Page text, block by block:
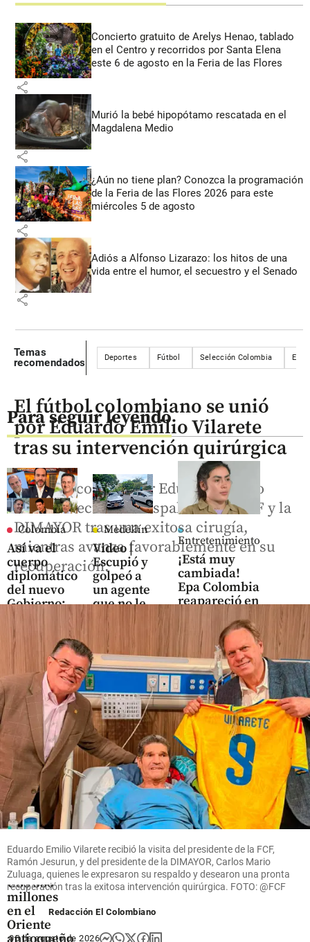
Concierto gratuito de Arelys Henao, tablado
en el Centro y recorridos por Santa Elena
este 6 de agosto en la Feria de las Flores
share
Murió la bebé hipopótamo rescatada en el
Magdalena Medio
share
¿Aún no tiene plan? Conozca la programación
de la Feria de las Flores 2026 para este
miércoles 5 de agosto
share
Adiós a Alfonso Lizarazo: los hitos de una
vida entre el humor, el secuestro y el Senado
share
Temas
recomendados
Deportes Fútbol Selección Colombia
Para seguir leyendo
Colombia
Así va el
cuerpo
diplomático
del nuevo
Gobierno:
lealtades,
mérito y
políticos
share
Medellín
Video |
Escupió y
golpeó a
un agente
que no le
aceptó
plata para
que no lo
multara
share
Entretenimiento
¡Está muy
cambiada!
Epa Colombia
reapareció en
parece otra
share
Oriente
Antioqueño
Flores que
cruzan el
cielo: así
es el
negocio
que mueve
US$ 380
millones
en el
Oriente
El fútbol colombiano se unió
por Eduardo Emilio Vilarete
tras su intervención quirúrgica
El histórico goleador Eduardo Emilio
Vilarete recibió el respaldo de la FCF y la
DIMAYOR tras una exitosa cirugía,
mientras avanza favorablemente en su
recuperación.
Eduardo Emilio Vilarete recibió la visita del presidente de la FCF,
Ramón Jesurun, y del presidente de la DIMAYOR, Carlos Mario
Zuluaga, quienes le expresaron su respaldo y desearon una pronta
recuperación tras la exitosa intervención quirúrgica. FOTO: @FCF
Redacción El Colombiano
05 de agosto de 2026